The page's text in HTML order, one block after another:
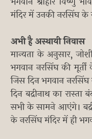
मंदिर में उनकी नरसिंघ के
अभी है अस्थायी निवास
मान्यता के अनुसार,
भगवान नरसिंघ की
जिस दिन भगवान
दिन बद्रीनाथ का रास्ता
सभी के सामने आएंगे।
के नरसिंघ मंदिर में ही